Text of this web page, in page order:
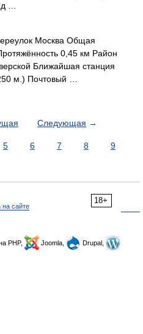
…
Москва Общая
0,45 км Район
Ближайшая станция
м.) Почтовый …
Следующая →
5 6 7 8
9
18+
на сайте
PHP, Joomla,
Drupal,